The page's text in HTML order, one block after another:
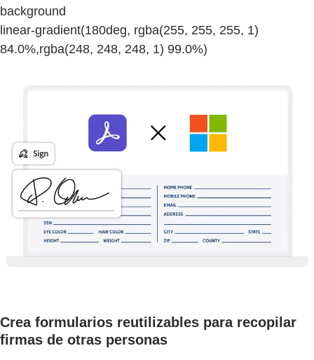
background
linear-gradient(180deg, rgba(255, 255, 255, 1)
84.0%,rgba(248, 248, 248, 1) 99.0%)
Crea formularios reutilizables para recopilar
firmas de otras personas